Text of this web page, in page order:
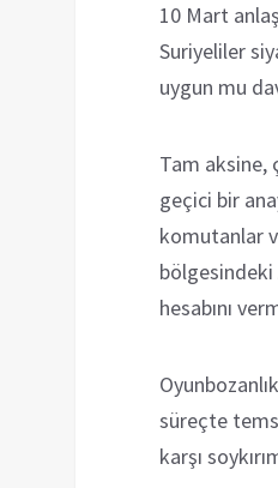
10 Mart
Suriyeliler
uygun mu
Tam aksine,
geçici bir
komutanlar
bölgesindeki
hesabını
süreçte
karşı